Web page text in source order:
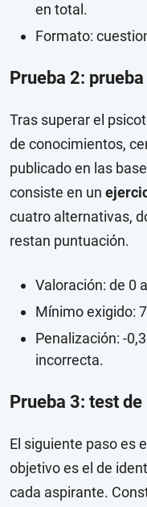
en total.
Formato:
Prueba 2:
Tras superar el
de conocimientos,
publicado en las
consiste en un
cuatro alternativas,
restan puntuación.
Valoración: de 0
Mínimo exigido:
Penalización: -
incorrecta.
Prueba 3: test
El siguiente paso es
objetivo es el de
cada aspirante.